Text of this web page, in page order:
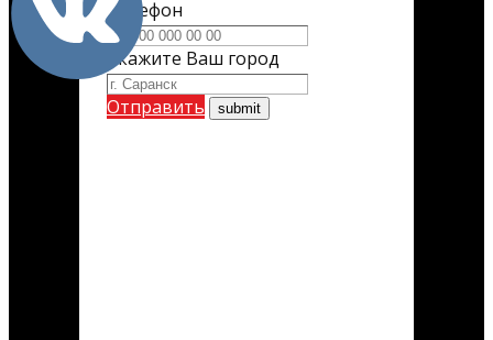
Телефон
Укажите Ваш город
Отправить